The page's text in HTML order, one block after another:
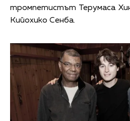
тромпетистът Терумаса
Кийохико Сенба.